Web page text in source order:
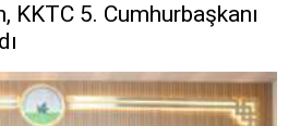
KKTC 5. Cumhurbaşkanı